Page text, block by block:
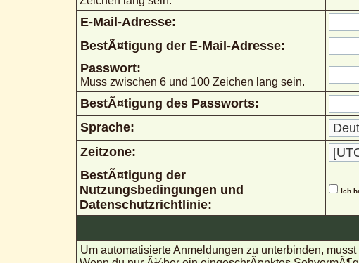
E-Mail-Adresse:
BestÃ¤tigung der E-Mail-Adresse:
Passwort:
Muss zwischen 6 und 100 Zeichen lang sein.
BestÃ¤tigung des Passworts:
Sprache:
Zeitzone:
BestÃ¤tigung der
Nutzungsbedingungen und
Datenschutzrichtlinie:
Ich
Um automatisierte Anmeldungen zu unterbinden,